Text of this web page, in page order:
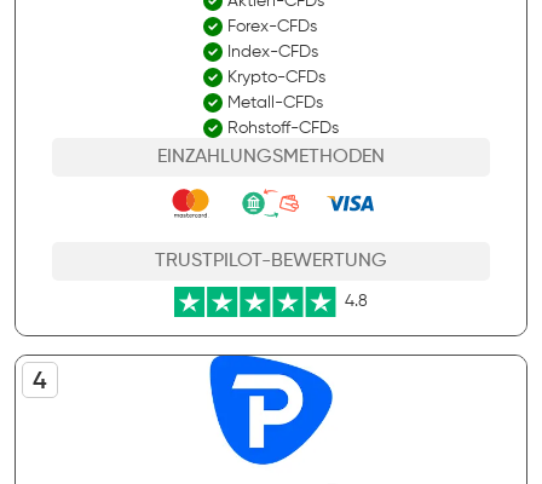
Forex-CFDs
Index-CFDs
Krypto-CFDs
Metall-CFDs
Rohstoff-CFDs
EINZAHLUNGSMETHODEN
TRUSTPILOT-BEWERTUNG
4.8